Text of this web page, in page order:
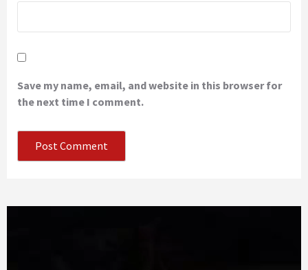
Save my name, email, and website in this browser for
the next time I comment.